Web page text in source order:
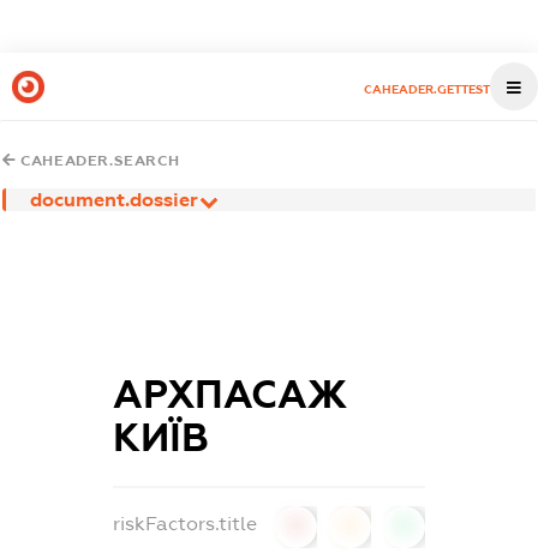
CAHEADER.GETTEST
CAHEADER.SEARCH
document.dossier
АРХПАСАЖ
КИЇВ
riskFactors.title